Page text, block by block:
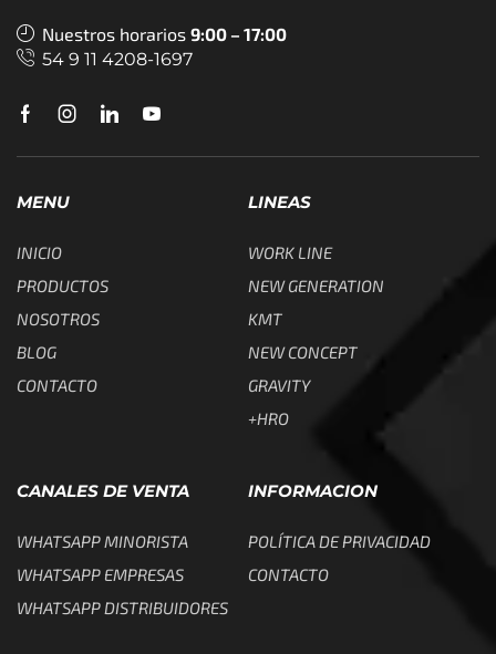
Nuestros horarios 9:00 – 17:00
54 9 11 4208-1697
MENU
INICIO
PRODUCTOS
NOSOTROS
BLOG
CONTACTO
LINEAS
WORK LINE
NEW GENERATION
KMT
NEW CONCEPT
GRAVITY
+HRO
CANALES DE VENTA
WHATSAPP MINORISTA
WHATSAPP EMPRESAS
WHATSAPP DISTRIBUIDORES
INFORMACION
POLÍTICA DE PRIVACIDAD
CONTACTO